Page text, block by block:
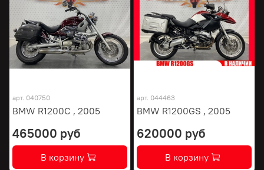
арт. 040750
BMW R1200C , 2005
465000 руб
В корзину
арт. 044463
BMW R1200GS , 2005
620000 руб
В корзину